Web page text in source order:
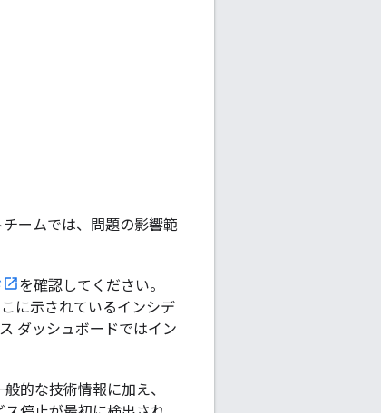
ームでは、問題の影響範
を確認してください。
に示されているインシデ
ダッシュボードではイン
的な技術情報に加え、